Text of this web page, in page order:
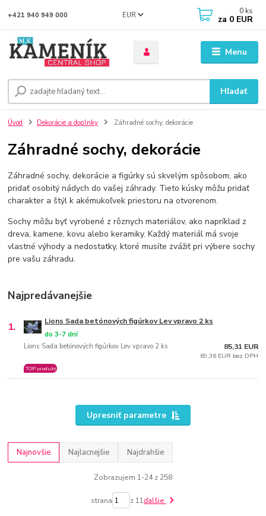
Menu
EUR
Hľadať
+421 940 949 000 0 ks
za 0 EUR
Úvod Dekorácie a doplnky Záhradné sochy, dekorácie
Záhradné sochy, dekorácie
Záhradné sochy, dekorácie a figúrky sú skvelým spôsobom, ako
pridať osobitý nádych do vašej záhrady. Tieto kúsky môžu pridať
charakter a štýl k akémukoľvek priestoru na otvorenom.
Sochy môžu byť vyrobené z rôznych materiálov, ako napríklad z
dreva, kamene, kovu alebo keramiky. Každý materiál má svoje
vlastné výhody a nedostatky, ktoré musíte zvážiť pri výbere sochy
pre vašu záhradu.
Najpredávanejšie
1. Lions Sada betónových figúrkov Lev vpravo 2 ks
Lions Sada betónových figúrkov Lev vpravo 2 ks
do 3-7 dní
TOP produkt
85,31 EUR
69,36 EUR bez DPH
Upresniť parametre
Najnovšie Najlacnejšie Najdrahšie
Zobrazujem 1-24 z 258
strana z 11ďalšie